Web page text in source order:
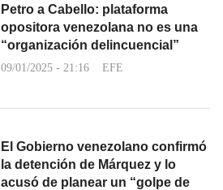
Petro a Cabello: plataforma
opositora venezolana no es una
“organización delincuencial”
09/01/2025 - 21:16 EFE
El Gobierno venezolano confirmó
la detención de Márquez y lo
acusó de planear un “golpe de